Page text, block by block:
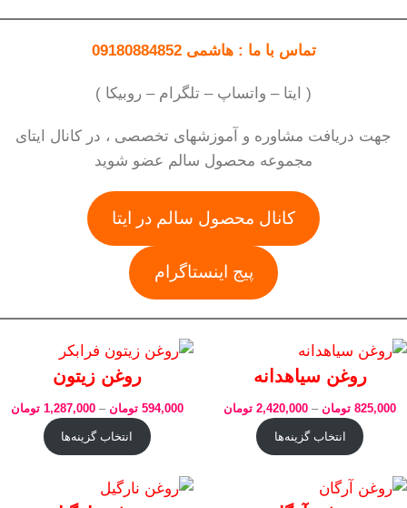
تماس با ما : هاشمی 09180884852
( ایتا – واتساپ – تلگرام – روبیکا )
جهت دریافت مشاوره و آموزشهای تخصصی ، در کانال ایتای
مجموعه محصول سالم عضو شوید
کانال محصول سالم در ایتا
پیج اینستاگرام
روغن سیاهدانه
825,000 تومان –
2,420,000 تومان
انتخاب گزینه‌ها
روغن زیتون
594,000 تومان –
1,287,000 تومان
انتخاب گزینه‌ها